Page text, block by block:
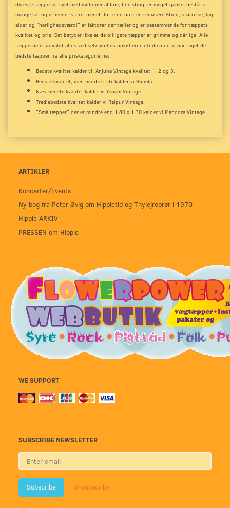
dyreste tæpper er syet med millioner af fine, fine sting, er meget gamle, består af
mange lag og er meget store, meget flotte og næsten regulære.Sting, størrelse, lag
alder og ”herlighedsværdi” er faktorer der tæller og er bestemmende for tæppets
kvalitet og pris. Det betyder ikke at de billigste tæpper er grimme og dårlige. Alle
tæpperne er udvalgt af os ved selvsyn hos opkøberne i Indien og vi har taget de
bedste tæpper fra alle priskategorierne.
Bedste kvalitet kalder vi: Anjuna Vintage kvalitet 1, 2 og 3.
Bedste kvalitet, men mindre i str kalder vi Shimla
Næstbedste kvalitet kalder vi Yanam Vintage.
Trediebedste kvalitet kalder vi Raipur Vintage.
”Små tæpper” der er mindre end 1.80 x 1.30 kalder vi Mandora Vintage.
ARTIKLER
Koncerter/Events
Ny bog fra Peter Øvig om Hippietid og Thylejroprør i 1970
Hippie ARKIV
PRESSEN om Hippie
WE SUPPORT
SUBSCRIBE NEWSLETTER
Enter
email
Subscribe Unsubscribe